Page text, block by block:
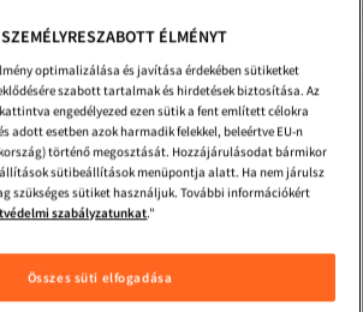
Férfi Focizokni
Férfi Szmoking
Férfi Hajkiegészítők
Férfi Mamuszok
Férfi Alsók
Férfi Hátizsákok
Férfi Tornazsákok
Férfi Blúzok
Férfi Futó- És Edzőcipők
ÉLMÉNYT
optimalizálása és javítása érdekében sütiketket
szabott tartalmak és hirdetések biztosítása. Az
engedélyezed ezen sütik a fent említett célokra
adott esetben azok harmadik felekkel, beleértve EU-n
történő megosztását. Hozzájárulásodat bármikor
sütibeállítások menüpontja alatt. Ha nem járulsz
szükséges sütiket használjuk. További információkért
szabályzatunkat."
Összes süti elfogadása